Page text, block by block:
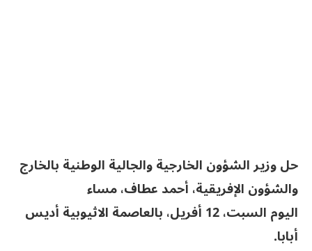
حل وزير الشؤون الخارجية والجالية الوطنية بالخارج
والشؤون الإفريقية، أحمد عطاف، مساء
اليوم السبت، 12 أفريل، بالعاصمة الاثيوبية أديس
أبابا.